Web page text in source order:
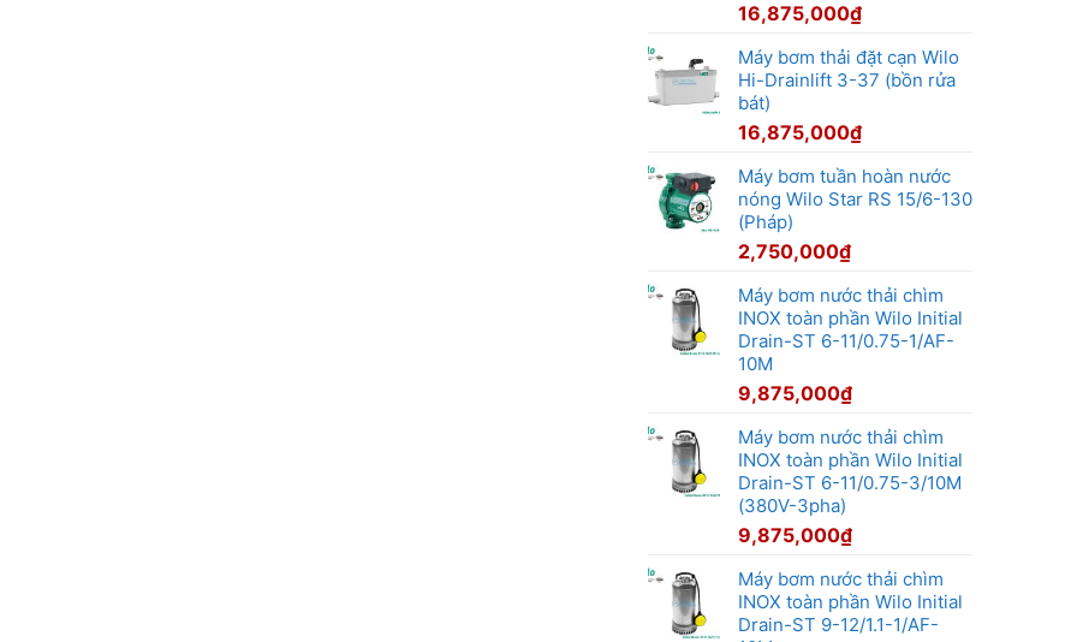
16,875,000₫
Máy bơm thải đặt cạn Wilo
Hi-Drainlift 3-37 (bồn rửa
bát)
16,875,000₫
Máy bơm tuần hoàn nước
nóng Wilo Star RS 15/6-130
(Pháp)
2,750,000₫
Máy bơm nước thải chìm
INOX toàn phần Wilo Initial
Drain-ST 6-11/0.75-1/AF-
10M
9,875,000₫
Máy bơm nước thải chìm
INOX toàn phần Wilo Initial
Drain-ST 6-11/0.75-3/10M
(380V-3pha)
9,875,000₫
Máy bơm nước thải chìm
INOX toàn phần Wilo Initial
Drain-ST 9-12/1.1-1/AF-